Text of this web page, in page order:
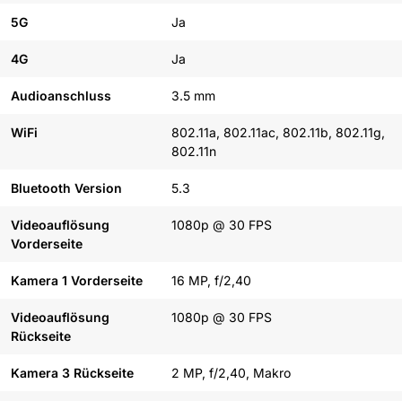
5G Ja
4G Ja
Audioanschluss 3.5 mm
WiFi
802.11a, 802.11ac, 802.11b, 802.11g,
802.11n
Bluetooth Version 5.3
Videoauflösung
Vorderseite
1080p @ 30 FPS
Kamera 1 Vorderseite 16 MP, f/2,40
Videoauflösung
Rückseite
1080p @ 30 FPS
Kamera 3 Rückseite 2 MP, f/2,40, Makro